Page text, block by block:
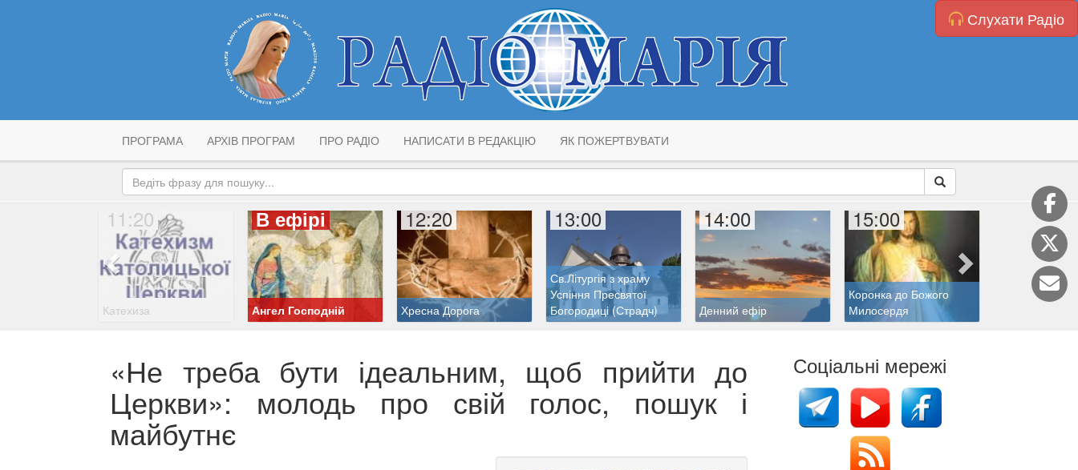
Слухати Радіо
ПРОГРАМА АРХІВ ПРОГРАМ ПРО РАДІО НАПИСАТИ В РЕДАКЦІЮ ЯК ПОЖЕРТВУВАТИ
11:20
Катехиза
В ефірі
Ангел Господній
12:20
Хресна Дорога
13:00
Св.Літургія з храму
Успіння Пресвятої
Богородиці (Страдч)
14:00
Денний ефір
15:00
Коронка до Божого
Милосердя
15:40
«Не треба бути ідеальним, щоб прийти до
Церкви»: молодь про свій голос, пошук і
майбутнє
Соціальні мережі